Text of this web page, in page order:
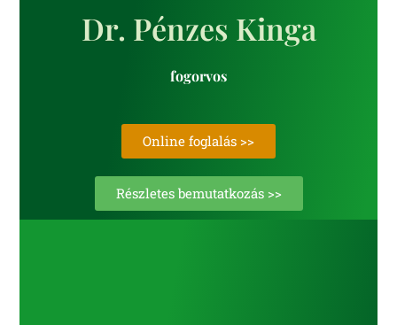
Dr. Pénzes Kinga
fogorvos
Online foglalás >>
Részletes bemutatkozás >>